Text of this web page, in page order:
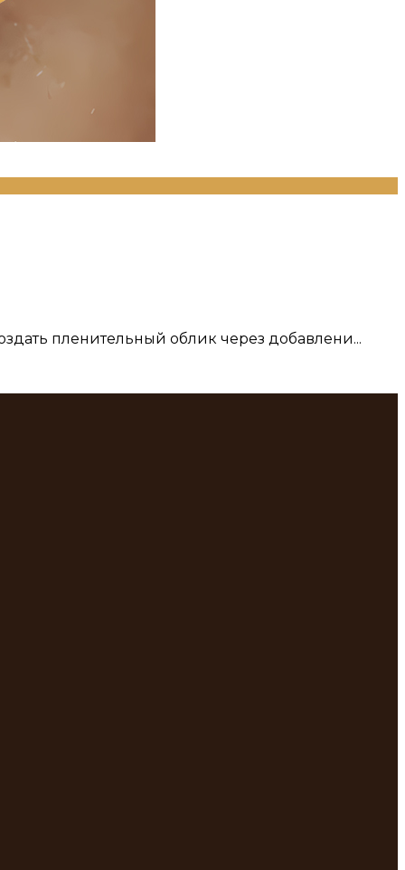
пленительный облик через добавлени...